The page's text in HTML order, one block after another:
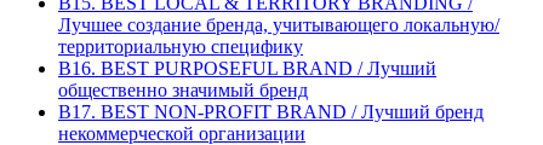
Лучшее создание бренда, учитывающего локальную/
территориальную специфику
B16. BEST PURPOSEFUL BRAND / Лучший
общественно значимый бренд
B17. BEST NON-PROFIT BRAND / Лучший бренд
некоммерческой организации